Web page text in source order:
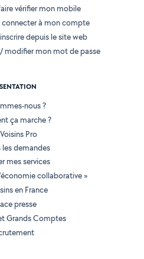
vérifier mon mobile
connecter à mon compte
depuis le site web
modifier mon mot de passe
nous ?
ça marche ?
Pro
les demandes
mes services
collaborative »
en France
presse
Grands Comptes